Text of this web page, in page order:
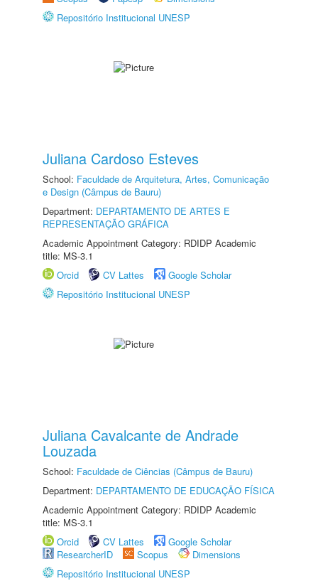
Repositório Institucional UNESP
Juliana Cardoso Esteves
School: Faculdade de Arquitetura, Artes, Comunicação
e Design (Câmpus de Bauru)
Department: DEPARTAMENTO DE ARTES E
REPRESENTAÇÃO GRÁFICA
Academic Appointment Category: RDIDP Academic
title: MS-3.1
Orcid
CV Lattes
Google Scholar
Repositório Institucional UNESP
Juliana Cavalcante de Andrade
Louzada
School: Faculdade de Ciências (Câmpus de Bauru)
Department: DEPARTAMENTO DE EDUCAÇÃO FÍSICA
Academic Appointment Category: RDIDP Academic
title: MS-3.1
Orcid
CV Lattes
Google Scholar
ResearcherID
Scopus
Dimensions
Repositório Institucional UNESP